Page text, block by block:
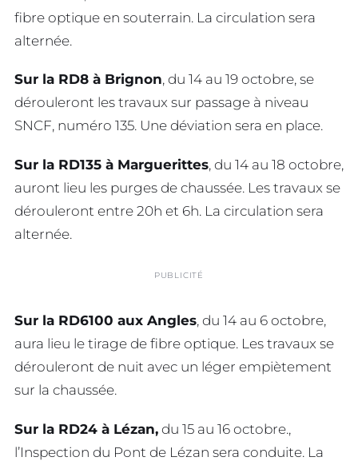
fibre optique en souterrain. La circulation sera
alternée.
Sur la RD8 à Brignon, du 14 au 19 octobre, se
dérouleront les travaux sur passage à niveau
SNCF, numéro 135. Une déviation sera en place.
Sur la RD135 à Marguerittes, du 14 au 18 octobre,
auront lieu les purges de chaussée. Les travaux se
dérouleront entre 20h et 6h. La circulation sera
alternée.
PUBLICITÉ
Sur la RD6100 aux Angles, du 14 au 6 octobre,
aura lieu le tirage de fibre optique. Les travaux se
dérouleront de nuit avec un léger empiètement
sur la chaussée.
Sur la RD24 à Lézan, du 15 au 16 octobre.,
l’Inspection du Pont de Lézan sera conduite. La